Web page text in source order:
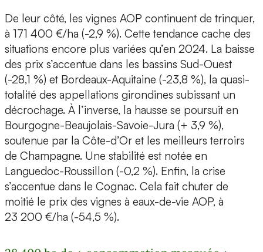
De leur côté, les vignes AOP continuent de trinquer,
à 171 400 €/ha (-2,9 %). Cette tendance cache des
situations encore plus variées qu’en 2024. La baisse
des prix s’accentue dans les bassins Sud-Ouest
(-28,1 %) et Bordeaux-Aquitaine (-23,8 %), la quasi-
totalité des appellations girondines subissant un
décrochage. À l’inverse, la hausse se poursuit en
Bourgogne-Beaujolais-Savoie-Jura (+ 3,9 %),
soutenue par la Côte-d’Or et les meilleurs terroirs
de Champagne. Une stabilité est notée en
Languedoc-Roussillon (-0,2 %). Enfin, la crise
s’accentue dans le Cognac. Cela fait chuter de
moitié le prix des vignes à eaux-de-vie AOP, à
23 200 €/ha (-54,5 %).